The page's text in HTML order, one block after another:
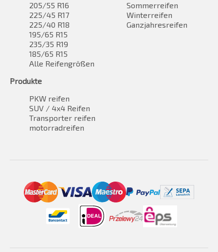
205/55 R16
225/45 R17
225/40 R18
195/65 R15
235/35 R19
185/65 R15
Alle Reifengrößen
Sommerreifen
Winterreifen
Ganzjahresreifen
Produkte
PKW reifen
SUV / 4x4 Reifen
Transporter reifen
motorradreifen